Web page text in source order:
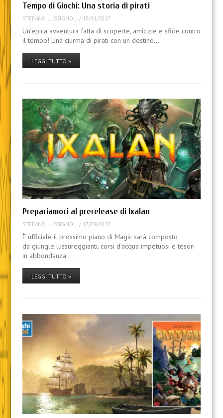
Tempo di Giochi: Una storia di pirati
STEFANO LUSSIGNOLI / 15/11/2017
Un’epica avventura fatta di scoperte, amicizie e sfide contro
il tempo! Una ciurma di pirati con un destino…
LEGGI TUTTO »
Prepariamoci al prerelease di Ixalan
STEFANO LUSSIGNOLI / 17/09/2017
È ufficiale il prossimo piano di Magic sarà composto
da giungle lussureggianti, corsi d’acqua impetuosi e tesori
in abbondanza.…
LEGGI TUTTO »